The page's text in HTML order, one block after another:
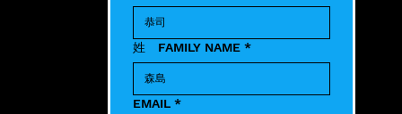
姓 FAMILY NAME *
EMAIL *